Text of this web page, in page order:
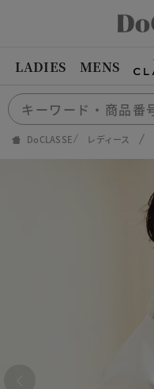
LADIES MENS
DoCLASSE レディース